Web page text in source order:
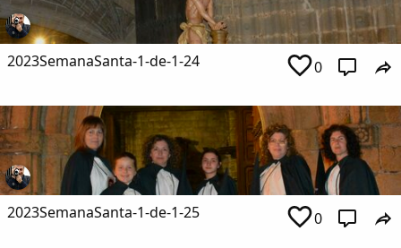
2023SemanaSanta-1-de-1-24 0
2023SemanaSanta-1-de-1-25 0
Comparte
Compartir en Facebook
Compartir en Twitter